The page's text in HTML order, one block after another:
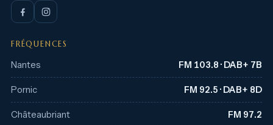
FRÉQUENCES
Nantes FM 103.8 · DAB+ 7B
Pornic FM 92.5 · DAB+ 8D
Châteaubriant FM 97.2